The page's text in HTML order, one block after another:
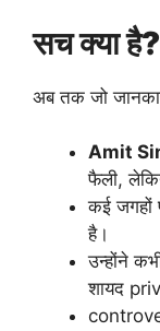
सच क्या है?
अब तक जो
Amit
फैली,
कई जगहों
है।
उन्होंने
शायद